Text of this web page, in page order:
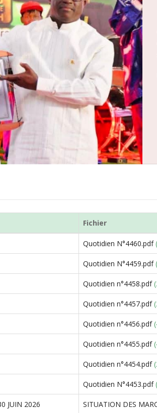
Marchés et des Engagements
un logiciel de gestion
de l’Etat et de ses
planification, la mise en œuvre et le
Fichier
Quotidien N°4460.pdf
Quotidien N°4459.pdf
Quotidien n°4458.pdf
Quotidien n°4457.pdf
Quotidien n°4456.pdf
Quotidien n°4455.pdf
Quotidien n°4454.pdf
Quotidien N°4453.pdf
JUIN 2026 SITUATION DES